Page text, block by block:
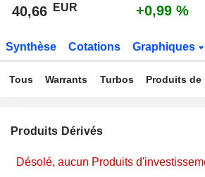
40,66 EUR +0,99 %
Synthèse Cotations Graphiques
Tous Warrants Turbos Produits de
Produits Dérivés
Désolé, aucun Produits